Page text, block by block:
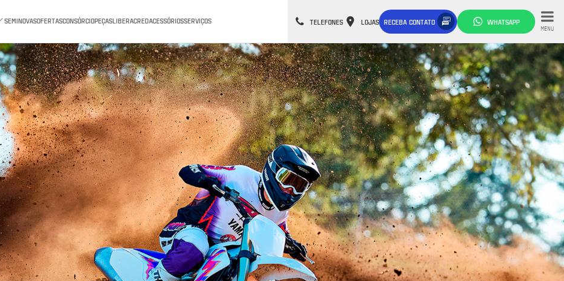
SEMINOVASOFERTASCONSÓRCIOPEÇASLIBERACREDACESSÓRIOSSERVIÇOS TELEFONES LOJAS RECEBA CONTATO WHATSAPP
MENU